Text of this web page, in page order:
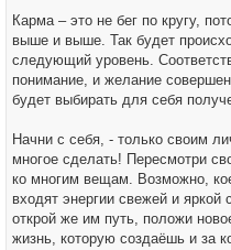
Карма – это не бег по кругу,
выше и выше. Так будет
следующий уровень.
понимание, и желание
будет выбирать для себя
Начни с себя, - только своим
многое сделать! Пересмотри
ко многим вещам. Возможно,
входят энергии свежей и
открой же им путь, положи
жизнь, которую создаёшь и за